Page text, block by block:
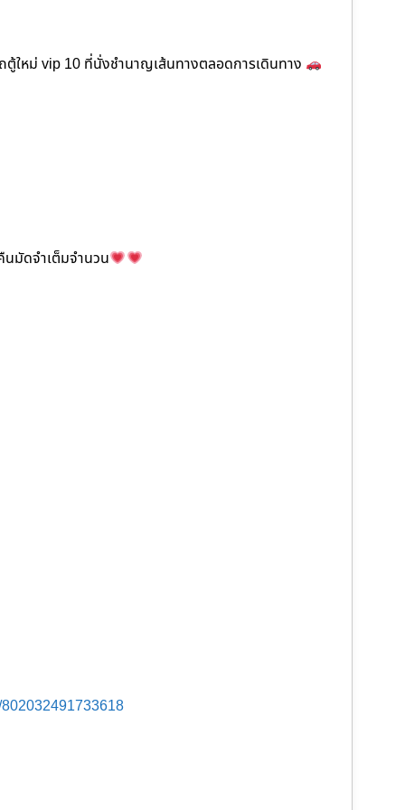
ใหม่ vip 10 ที่นั่งชำนาญเส้นทางตลอดการเดินทาง
นมัดจำเต็มจำนวน